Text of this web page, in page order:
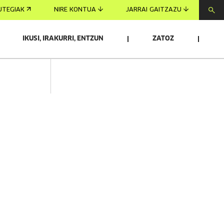
NIRE KONTUA JARRAI GAITZAZU
IKUSI, IRAKURRI, ENTZUN ZATOZ